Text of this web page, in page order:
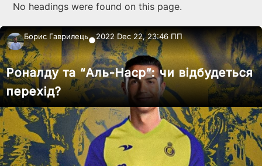
No headings were found on this page.
Борис Гаврилець●2022 Dec 22, 23:46 ПП
Роналду та “Аль-Наср”: чи відбудеться
перехід?